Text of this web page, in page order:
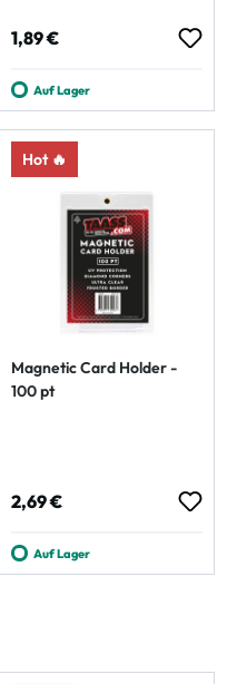
Regulärer Preis:
1,89 €
Auf Lager
Hot 🔥
Magnetic Card Holder -
100 pt
Regulärer Preis:
2,69 €
Auf Lager